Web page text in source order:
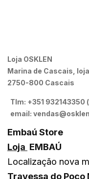
Loja OSKLEN
Marina de Cascais,
2750-800 Cascais
Tlm: +351
email:
Embaú Store
Loja EMBAÚ
Localização nova
Travessa do Poço